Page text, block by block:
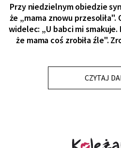
Przy niedzielnym obiedzie
że „mama znowu przesoliła".
widelec: „U babci mi
że mama coś zrobiła źle".
CZYTAJ